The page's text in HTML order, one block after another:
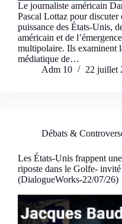
Le journaliste américain
Pascal Lottaz pour discuter
puissance des États-Unis,
américain et de
multipolaire. Ils examinent
médiatique de…
Adm 10
22 juillet
Débats &
Les États-Unis frappent
riposte dans le Golfe-
(DialogueWorks-22/07/26)